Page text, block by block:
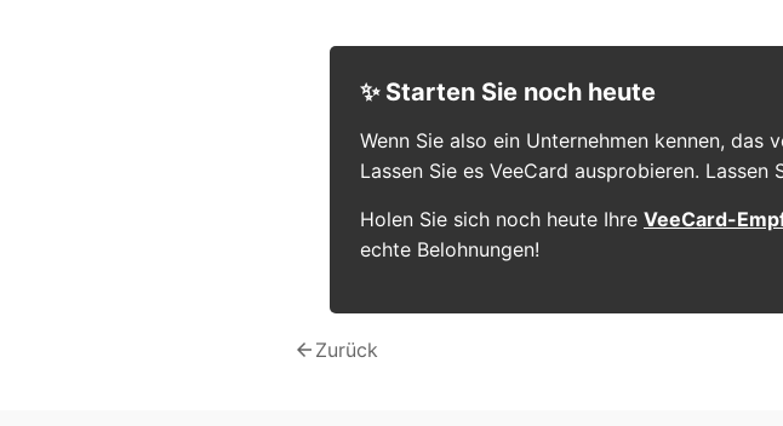
✨ Starten Sie noch heute
Wenn Sie also ein Unternehmen kennen,
Lassen Sie es VeeCard ausprobieren.
Holen Sie sich noch heute Ihre VeeCard-
echte Belohnungen!
arrow_back Zurück